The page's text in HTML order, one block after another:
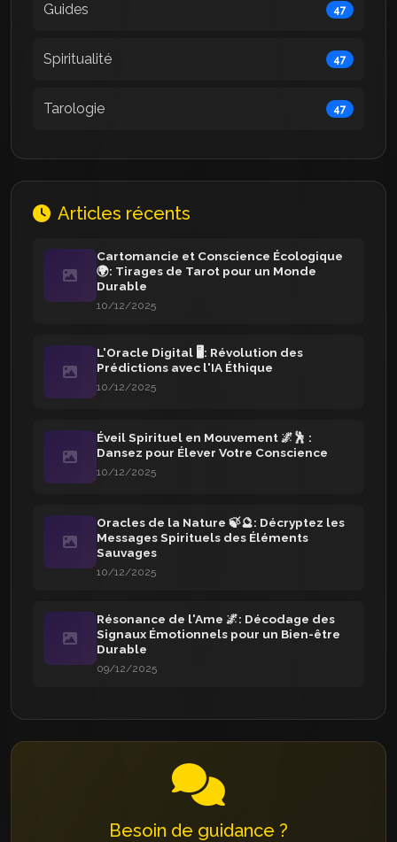
Guides 47
Spiritualité 47
Tarologie 47
Articles récents
Cartomancie et Conscience Écologique
🌍: Tirages de Tarot pour un Monde
Durable
10/12/2025
L'Oracle Digital 🖥️: Révolution des
Prédictions avec l'IA Éthique
10/12/2025
Éveil Spirituel en Mouvement 🌌🕺 :
Dansez pour Élever Votre Conscience
10/12/2025
Oracles de la Nature 🍃🔮: Décryptez les
Messages Spirituels des Éléments
Sauvages
10/12/2025
Résonance de l'Ame 🌌: Décodage des
Signaux Émotionnels pour un Bien-être
Durable
09/12/2025
Besoin de guidance ?